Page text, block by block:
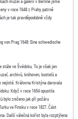
muzeí a galerií v Berlíně jsme
v roce 1648 z Prahy patrně
je tak pravděpodobně vždy
von Prag 1648: Eine schwedische
stále ve Švédsku. To je však jen
archivů, knihoven, kostelů a
Královna Kristýna darovala
Když v roce 1654 opustila
bylo zničeno jak při požáru
ve Finsku v roce 1827. Část
Další válečná kořist byla rozptýlena